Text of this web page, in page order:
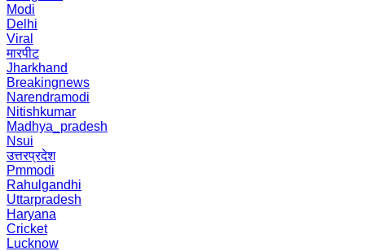
Modi
Delhi
Viral
मारपीट
Jharkhand
Breakingnews
Narendramodi
Nitishkumar
Madhya_pradesh
Nsui
उत्तरप्रदेश
Pmmodi
Rahulgandhi
Uttarpradesh
Haryana
Cricket
Lucknow